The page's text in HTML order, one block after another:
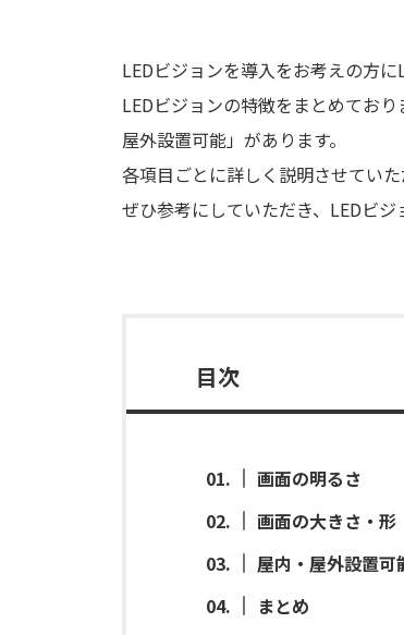
LEDビジョンを導入をお考えの方
LEDビジョンの特徴をまとめてお
屋外設置可能」があります。
各項目ごとに詳しく説明させていた
ぜひ参考にしていただき、LEDビジ
目次
画面の明るさ
画面の大きさ・形
屋内・屋外設置可
まとめ